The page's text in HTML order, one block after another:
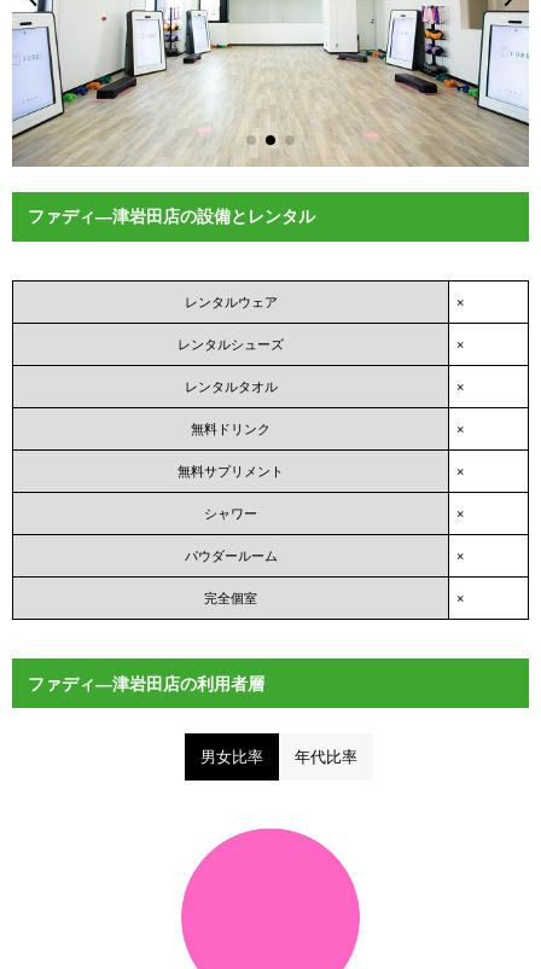
ファディ―津岩田店の設備とレンタル
レンタルウェア ×
レンタルシューズ ×
レンタルタオル ×
無料ドリンク ×
無料サプリメント ×
シャワー ×
パウダールーム ×
完全個室 ×
ファディ―津岩田店の利用者層
男女比率 年代比率